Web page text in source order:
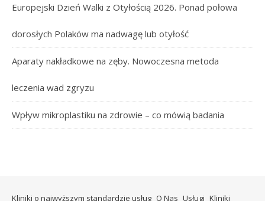
Europejski Dzień Walki z Otyłością 2026. Ponad połowa
dorosłych Polaków ma nadwagę lub otyłość
Aparaty nakładkowe na zęby. Nowoczesna metoda
leczenia wad zgryzu
Wpływ mikroplastiku na zdrowie – co mówią badania
Kliniki o najwyższym standardzie usług O Nas Usługi Kliniki